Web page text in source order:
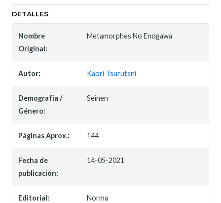
DETALLES
Nombre
Original:
Metamorphes No Enogawa
Autor: Kaori Tsurutani
Demografía /
Género:
Seinen
Páginas Aprox.: 144
Fecha de
publicación:
14-05-2021
Editorial: Norma